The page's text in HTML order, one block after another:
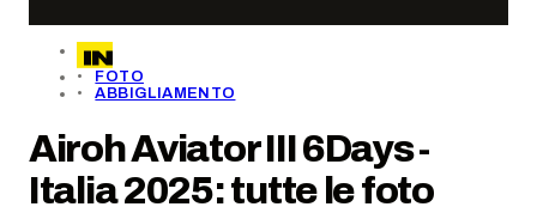
FOTO
ABBIGLIAMENTO
Airoh Aviator III 6Days -
Italia 2025: tutte le foto